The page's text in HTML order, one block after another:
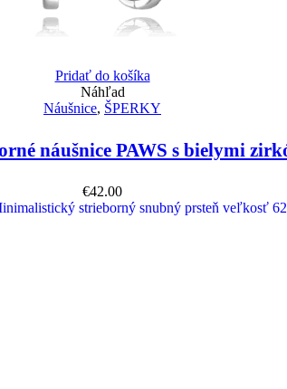
Pridať do košíka
Náhľad
Náušnice, ŠPERKY
náušnice PAWS s bielymi
€42.00